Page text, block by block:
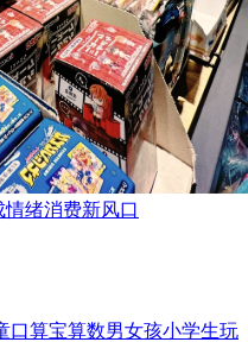
情绪消费新风口
口算宝算数男女孩小学生玩